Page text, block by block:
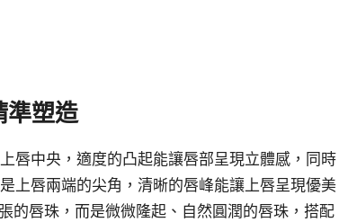
準塑造
唇中央，適度的凸起能讓唇部呈現立體感，同時
上唇兩端的尖角，清晰的唇峰能讓上唇呈現優美
的唇珠，而是微微隆起、自然圓潤的唇珠，搭配